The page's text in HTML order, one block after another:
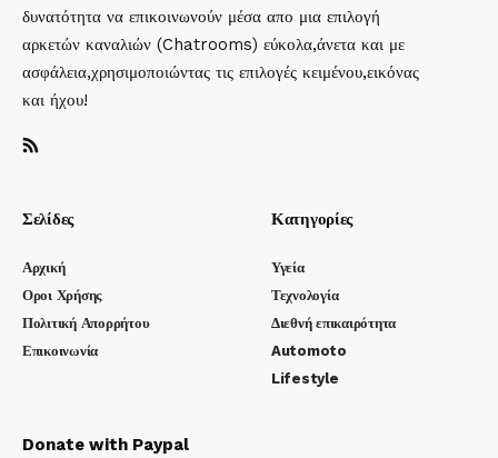
δυνατότητα να επικοινωνούν μέσα απο μια επιλογή
αρκετών καναλιών (Chatrooms) εύκολα,άνετα και με
ασφάλεια,χρησιμοποιώντας τις επιλογές κειμένου,εικόνας
και ήχου!
Σελίδες
Αρχική
Οροι Χρήσης
Πολιτική Απορρήτου
Επικοινωνία
Κατηγορίες
Υγεία
Τεχνολογία
Διεθνή επικαιρότητα
Automoto
Lifestyle
Donate with Paypal